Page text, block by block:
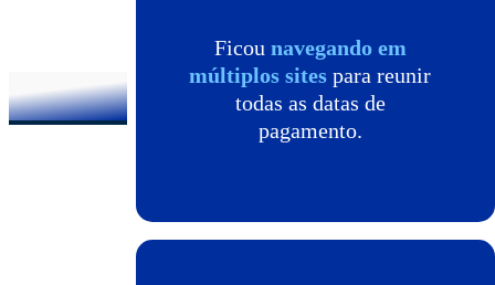
Ficou navegando em
múltiplos sites para reunir
todas as datas de
pagamento.